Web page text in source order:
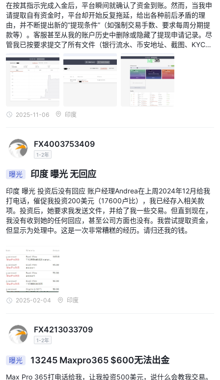
在按其指示完成入金后，平台瞬间就确认了资金到账。然而，当我申
请提取自有资金时，平台却开始反复拖延，给出各种前后矛盾的理
由，并不断提出新的“提现条件”（如强制交易手数、要求每周分期提
款等）。客服甚至从我的账户历史中删除或隐藏了提现申请记录。尽
管我已按要求提交了所有文件（银行流水、币安地址、截图、KYC身
份认证），我的提款请求仍被搁置多日（迄今已20天，且仍在等待
中）。平台代表“Dev”和“Raman”给出的口头指示也互相矛盾。我至
今未收到任何资金。我认为这是平台故意扣留资金、实施欺诈的行
为，恳请对此展开紧急调查。本人，Arvind Tomar，现正式请求对M
axPro365（TA Capital Markets Ltd）扣留我资金及欺诈行为进行
调查。我根据其指示，通过银行和币安共计入金约1500美元。
2025-11-06 印度
FX4003753409
1-2年
曝光 印度 曝光 无回应
印度 曝光 投资后没有回应 账户经理Andrea在上周2024年12月给我
打电话，催促我投资200美元（17600卢比），我已经存入相关款
项。投资后，她要求我发送文件，并给了我一些交易。但直到现在，
我没有收到她的任何回应，甚至公司方面也没有。我尝试提取资金，
但显示为处理中。这是一次非常糟糕的经历。请归还我的钱。
2025-02-04 印度
FX4213033709
1-2年
曝光 13245 Maxpro365 $600无法出金
Max Pro 365打电话给我，让我投资500美元，说什么会教我交易。